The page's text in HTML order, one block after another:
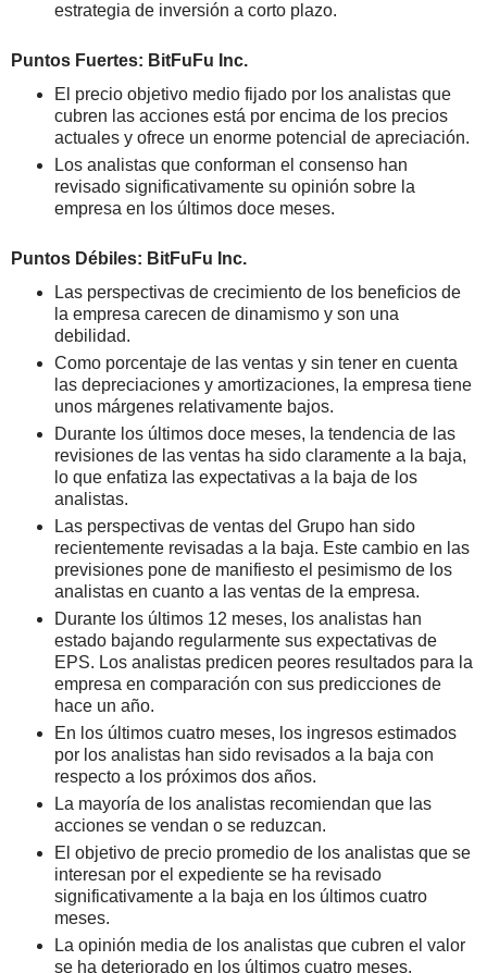
estrategia de inversión a corto plazo.
Puntos Fuertes: BitFuFu Inc.
El precio objetivo medio fijado por los analistas que
cubren las acciones está por encima de los precios
actuales y ofrece un enorme potencial de apreciación.
Los analistas que conforman el consenso han
revisado significativamente su opinión sobre la
empresa en los últimos doce meses.
Puntos Débiles: BitFuFu Inc.
Las perspectivas de crecimiento de los beneficios de
la empresa carecen de dinamismo y son una
debilidad.
Como porcentaje de las ventas y sin tener en cuenta
las depreciaciones y amortizaciones, la empresa tiene
unos márgenes relativamente bajos.
Durante los últimos doce meses, la tendencia de las
revisiones de las ventas ha sido claramente a la baja,
lo que enfatiza las expectativas a la baja de los
analistas.
Las perspectivas de ventas del Grupo han sido
recientemente revisadas a la baja. Este cambio en las
previsiones pone de manifiesto el pesimismo de los
analistas en cuanto a las ventas de la empresa.
Durante los últimos 12 meses, los analistas han
estado bajando regularmente sus expectativas de
EPS. Los analistas predicen peores resultados para la
empresa en comparación con sus predicciones de
hace un año.
En los últimos cuatro meses, los ingresos estimados
por los analistas han sido revisados a la baja con
respecto a los próximos dos años.
La mayoría de los analistas recomiendan que las
acciones se vendan o se reduzcan.
El objetivo de precio promedio de los analistas que se
interesan por el expediente se ha revisado
significativamente a la baja en los últimos cuatro
meses.
La opinión media de los analistas que cubren el valor
se ha deteriorado en los últimos cuatro meses.